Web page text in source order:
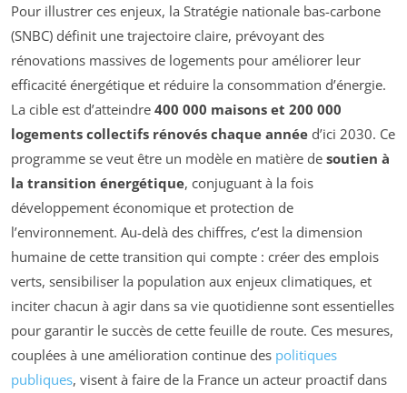
Pour illustrer ces enjeux, la Stratégie nationale bas-carbone
(SNBC) définit une trajectoire claire, prévoyant des
rénovations massives de logements pour améliorer leur
efficacité énergétique et réduire la consommation d’énergie.
La cible est d’atteindre 400 000 maisons et 200 000
logements collectifs rénovés chaque année d’ici 2030. Ce
programme se veut être un modèle en matière de soutien à
la transition énergétique, conjuguant à la fois
développement économique et protection de
l’environnement. Au-delà des chiffres, c’est la dimension
humaine de cette transition qui compte : créer des emplois
verts, sensibiliser la population aux enjeux climatiques, et
inciter chacun à agir dans sa vie quotidienne sont essentielles
pour garantir le succès de cette feuille de route. Ces mesures,
couplées à une amélioration continue des politiques
publiques, visent à faire de la France un acteur proactif dans